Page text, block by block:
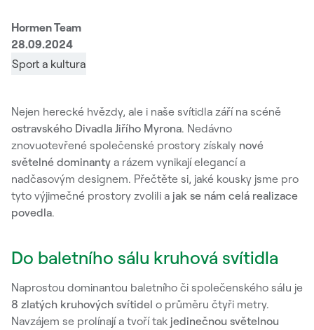
Hormen Team
28.09.2024
Sport a kultura
Nejen herecké hvězdy, ale i naše svítidla září na scéně
ostravského Divadla Jiřího Myrona. Nedávno
znovuotevřené společenské prostory získaly nové
světelné dominanty a rázem vynikají elegancí a
nadčasovým designem. Přečtěte si, jaké kousky jsme pro
tyto výjimečné prostory zvolili a jak se nám celá realizace
povedla.
Do baletního sálu kruhová svítidla
Naprostou dominantou baletního či společenského sálu je
8 zlatých kruhových svítidel o průměru čtyři metry.
Navzájem se prolínají a tvoří tak jedinečnou světelnou